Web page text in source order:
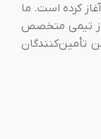
کرده است. ما
از تیمی متخصص
تأمین‌کنندگان